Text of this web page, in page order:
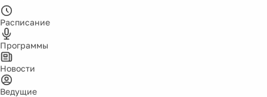
Расписание
Программы
Новости
Ведущие